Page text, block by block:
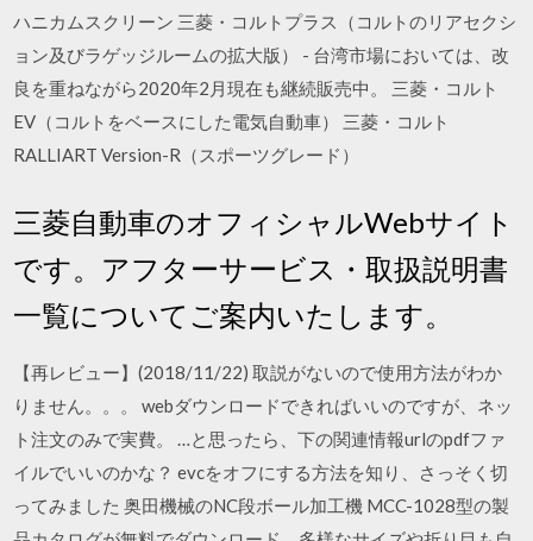
ハニカムスクリーン 三菱・コルトプラス（コルトのリアセクシ
ョン及びラゲッジルームの拡大版） - 台湾市場においては、改
良を重ねながら2020年2月現在も継続販売中。 三菱・コルト
EV（コルトをベースにした電気自動車） 三菱・コルト
RALLIART Version-R（スポーツグレード）
三菱自動車のオフィシャルWebサイト
です。アフターサービス・取扱説明書
一覧についてご案内いたします。
【再レビュー】(2018/11/22) 取説がないので使用方法がわか
りません。。。 webダウンロードできればいいのですが、ネッ
ト注文のみで実費。 …と思ったら、下の関連情報urlのpdfファ
イルでいいのかな？ evcをオフにする方法を知り、さっそく切
ってみました 奥田機械のNC段ボール加工機 MCC-1028型の製